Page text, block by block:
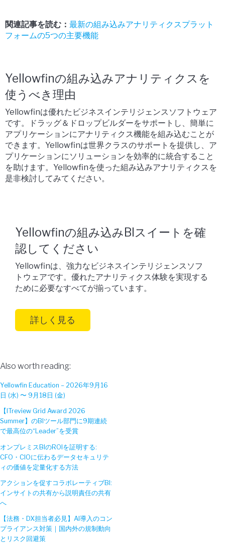
関連記事を読む： 最新の組み込みアナリティクスプラット
フォームの5つの主要機能
Yellowfinの組み込みアナリティクスを
使うべき理由
Yellowfinは優れたビジネスインテリジェンスソフトウェア
です。ドラッグ＆ドロップビルダーをサポートし、簡単に
アプリケーションにアナリティクス機能を組み込むことが
できます。Yellowfinは世界クラスのサポートを提供し、ア
プリケーションにソリューションを効率的に統合すること
を助けます。Yellowfinを使った組み込みアナリティクスを
是非検討してみてください。
Yellowfinの組み込みBIスイートを確
認してください
Yellowfinは、強力なビジネスインテリジェンスソフ
トウェアです。優れたアナリティクス体験を実現する
ために必要なすべてが揃っています。
詳しく見る
Also worth reading:
Yellowfin Education – 2026年9月16
日 (水) 〜 9月18日 (金)
【ITreview Grid Award 2026
Summer】のBIツール部門に9期連続
で最高位の“Leader”を受賞
オンプレミスBIのROIを証明する:
CFO・CIOに伝わるデータセキュリテ
ィの価値を定量化する方法
アクションを促すコラボレーティブBI:
インサイトの共有から説明責任の共有
へ
【法務・DX担当者必見】AI導入のコン
プライアンス対策｜国内外の規制動向
とリスク回避策